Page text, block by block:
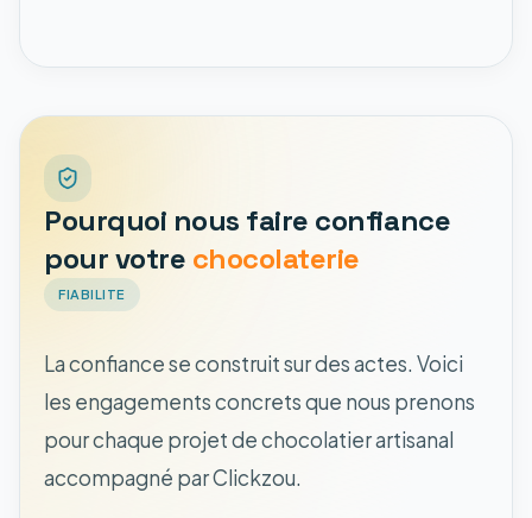
Pourquoi nous faire confiance
pour votre chocolaterie
FIABILITE
La confiance se construit sur des actes. Voici
les engagements concrets que nous prenons
pour chaque projet de chocolatier artisanal
accompagné par Clickzou.